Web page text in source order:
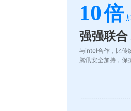
10倍
强强联
与intel合作，比传
腾讯安全加持，保